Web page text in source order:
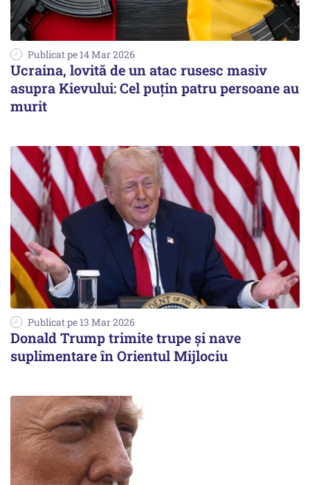
Publicat pe 14 Mar 2026
Ucraina, lovită de un atac rusesc masiv
asupra Kievului: Cel puțin patru persoane au
murit
Publicat pe 13 Mar 2026
Donald Trump trimite trupe și nave
suplimentare în Orientul Mijlociu